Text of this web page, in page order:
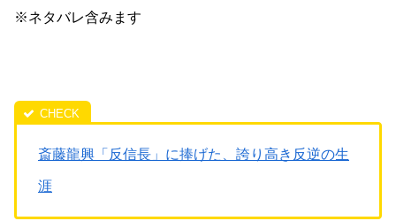
※ネタバレ含みます
斎藤龍興「反信長」に捧げた、誇り高き反逆の生
涯